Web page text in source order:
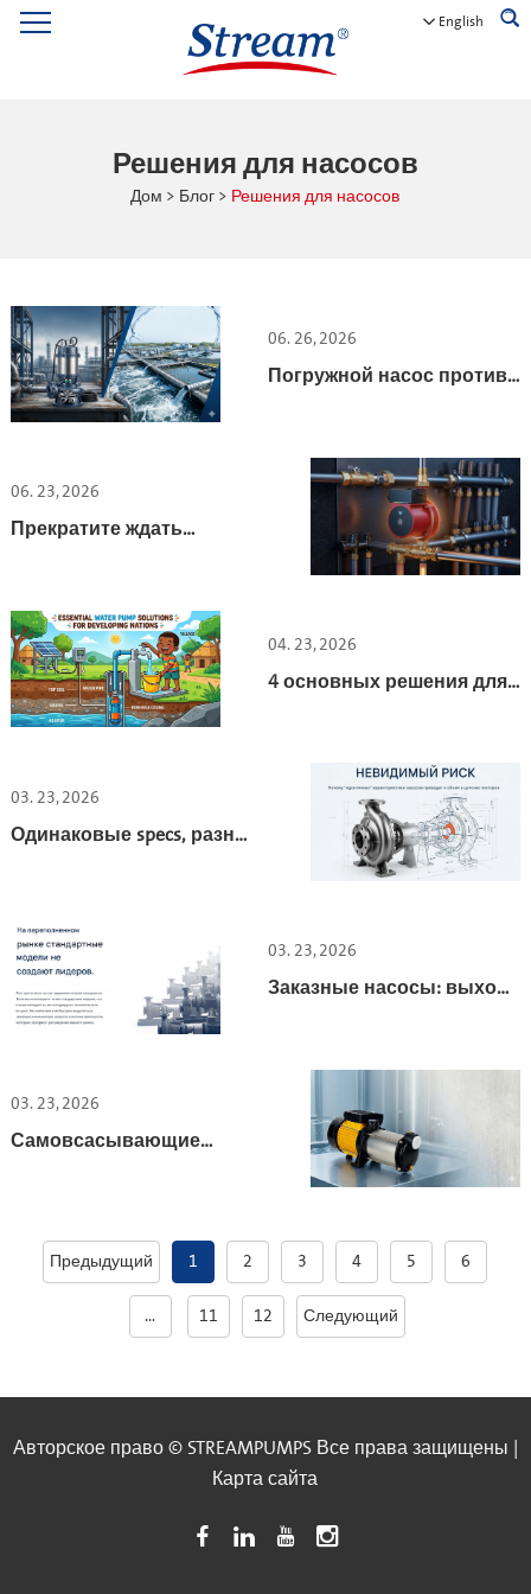
English
Решения для насосов
Дом > Блог > Решения для насосов
06. 26, 2026
Погружной насос против
06. 23, 2026
Прекратите ждать
циркуляционным
насосам для горячей
воды
04. 23, 2026
4 основных решения для
03. 23, 2026
Одинаковые specs, разный
03. 23, 2026
Заказные насосы: выход
03. 23, 2026
Самовсасывающие
ЕвропеПредыдущий 1 2 3 4 5 6
... 11 12 Следующий
Авторское право © STREAMPUMPS Все права защищены |
Карта сайта